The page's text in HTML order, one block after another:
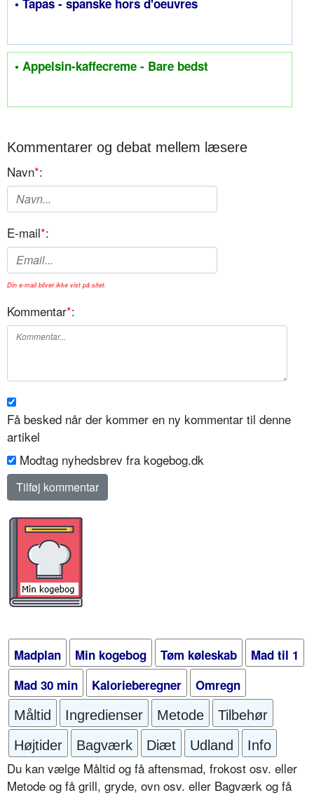
• Appelsin-kaffecreme - Bare bedst
Kommentarer og debat mellem læsere
Navn*:
E-mail*:
Din e-mail bliver ikke vist på sitet.
Kommentar*:
Få besked når der kommer en ny kommentar til denne
artikel
Modtag nyhedsbrev fra kogebog.dk
Madplan Min kogebog Tøm køleskab
Mad til 1
Mad 30 min
Kalorieberegner Omregn
Måltid Ingredienser Metode
Tilbehør
Højtider
Bagværk Diæt Udland Info
Du kan vælge Måltid og få aftensmad, frokost osv. eller
Metode og få grill, gryde, ovn osv. eller Bagværk og få